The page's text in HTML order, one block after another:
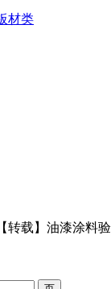
材类
转载】油漆涂料